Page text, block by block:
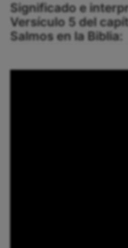
Significado e
Versículo 5 del
Salmos en la Biblia: